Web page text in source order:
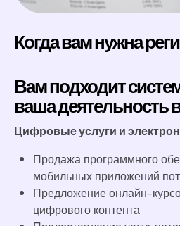
Когда вам нужна
Вам подходит
ваша деятельность
Цифровые услуги и
Продажа программного
мобильных приложений
Предложение онлайн-
цифрового контента